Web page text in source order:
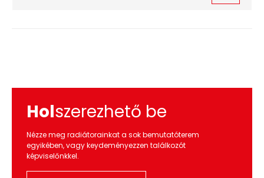
Holszerezhető be
Nézze meg radiátorainkat a sok bemutatóterem
egyikében, vagy keydeményezzen találkozót
képviselőnkkel.